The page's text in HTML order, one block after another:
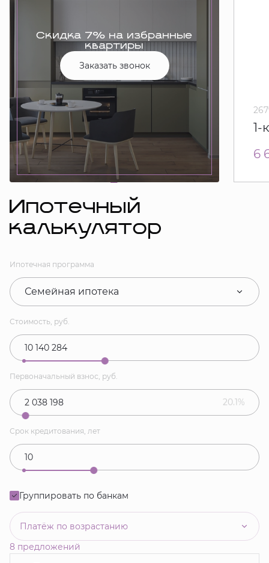
Скидка 7% на избранные
квартиры
Заказать звонок
1-
6
Ипотечный
калькулятор
Ипотечная программа
Семейная ипотека
Стоимость, руб.
Первоначальный взнос, руб.
20.1%
Срок кредитования, лет
Группировать по банкам
Платёж по возрастанию
8 предложений